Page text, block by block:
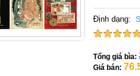
Định dạng:
Tổng giá bìa:
Giá bán: